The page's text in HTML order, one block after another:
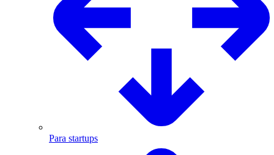
Para startups